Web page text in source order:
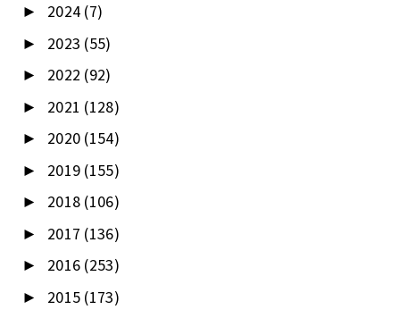
► 2024 (7)
► 2023 (55)
► 2022 (92)
► 2021 (128)
► 2020 (154)
► 2019 (155)
► 2018 (106)
► 2017 (136)
► 2016 (253)
► 2015 (173)